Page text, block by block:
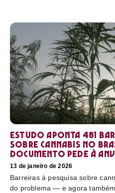
Estudo aponta 481
sobre cannabis no
documento pede à
13 de janeiro de 2026
Barreiras à pesquisa sobre
do problema — e agora